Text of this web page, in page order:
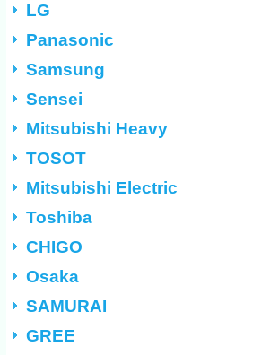
LG
Panasonic
Samsung
Sensei
Mitsubishi Heavy
TOSOT
Mitsubishi Electric
Toshiba
CHIGO
Osaka
SAMURAI
GREE